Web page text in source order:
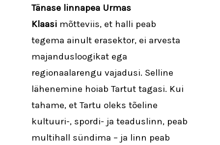
Tänase linnapea Urmas
Klaasi mõtteviis, et halli peab
tegema ainult erasektor, ei arvesta
majandusloogikat ega
regionaalarengu vajadusi. Selline
lähenemine hoiab Tartut tagasi. Kui
tahame, et Tartu oleks tõeline
kultuuri-, spordi- ja teaduslinn, peab
multihall sündima – ja linn peab